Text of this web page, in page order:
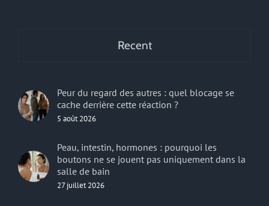
Recent
Peur du regard des autres : quel blocage se
cache derrière cette réaction ?
5 août 2026
Peau, intestin, hormones : pourquoi les
boutons ne se jouent pas uniquement dans la
salle de bain
27 juillet 2026